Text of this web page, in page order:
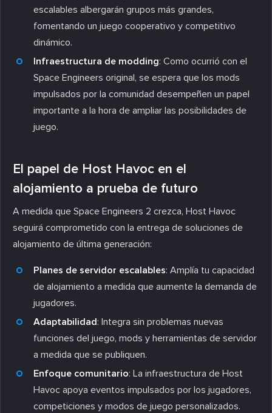
escalables albergarán grupos más grandes,
fomentando un juego cooperativo y competitivo
dinámico.
Infraestructura de modding: Como ocurrió con el
Space Engineers original, se espera que los mods
impulsados por la comunidad desempeñen un papel
importante a la hora de ampliar las posibilidades de
juego.
El papel de Host Havoc en el
alojamiento a prueba de futuro
A medida que Space Engineers 2 crezca, Host Havoc
seguirá comprometido con la entrega de soluciones de
alojamiento de última generación:
Planes de servidor escalables: Amplía tu capacidad
de alojamiento a medida que aumente la demanda de
jugadores.
Adaptabilidad: Integra sin problemas nuevas
funciones del juego, mods y herramientas de servidor
a medida que se publiquen.
Enfoque comunitario: La infraestructura de Host
Havoc apoya eventos impulsados por los jugadores,
competiciones y modos de juego personalizados.